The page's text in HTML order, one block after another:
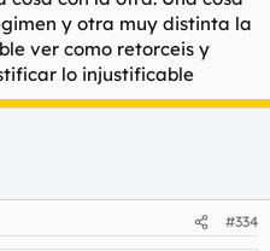
y otra muy distinta la
ver como retorceis y
lo injustificable
#334